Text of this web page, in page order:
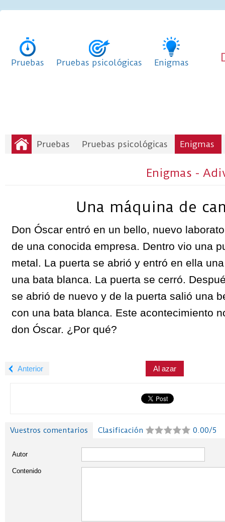
Pruebas Pruebas psicológicas Enigmas
Pruebas Pruebas psicológicas Enigmas
Enigmas -
Una máquina de
Don Óscar entró en un bello, nuevo
de una conocida empresa. Dentro vio una
metal. La puerta se abrió y entró en ella
una bata blanca. La puerta se cerró.
se abrió de nuevo y de la puerta salió una
con una bata blanca. Este acontecimiento
don Óscar. ¿Por qué?
Anterior Al azar
Vuestros comentarios Clasificación 0.00/5
Autor
Contenido